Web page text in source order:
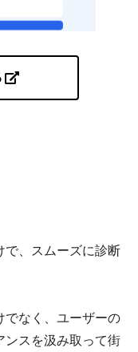
で、スムーズに診断
でなく、ユーザーの
ンスを汲み取って街